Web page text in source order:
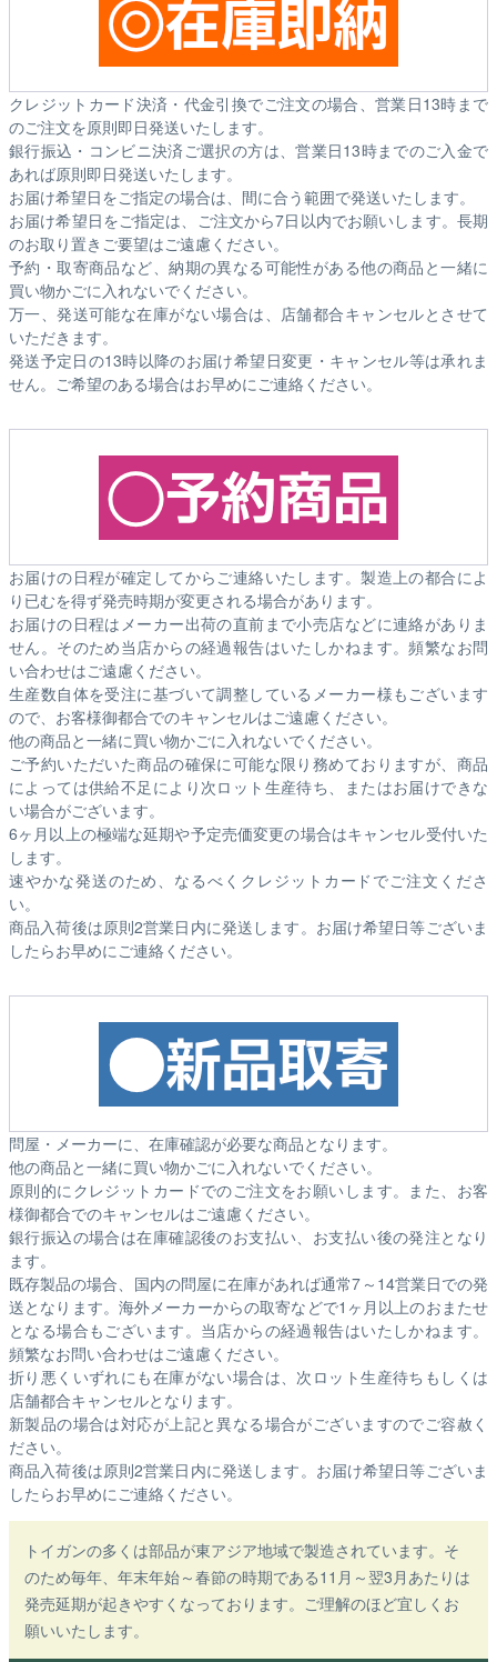
クレジットカード決済・代金引換でご注文の場合、営業日13時まで
のご注文を原則即日発送いたします。
銀行振込・コンビニ決済ご選択の方は、営業日13時までのご入金で
あれば原則即日発送いたします。
お届け希望日をご指定の場合は、間に合う範囲で発送いたします。
お届け希望日をご指定は、ご注文から7日以内でお願いします。長期
のお取り置きご要望はご遠慮ください。
予約・取寄商品など、納期の異なる可能性がある他の商品と一緒に
買い物かごに入れないでください。
万一、発送可能な在庫がない場合は、店舗都合キャンセルとさせて
いただきます。
発送予定日の13時以降のお届け希望日変更・キャンセル等は承れま
せん。ご希望のある場合はお早めにご連絡ください。
お届けの日程が確定してからご連絡いたします。製造上の都合によ
り已むを得ず発売時期が変更される場合があります。
お届けの日程はメーカー出荷の直前まで小売店などに連絡がありま
せん。そのため当店からの経過報告はいたしかねます。頻繁なお問
い合わせはご遠慮ください。
生産数自体を受注に基づいて調整しているメーカー様もございます
ので、お客様御都合でのキャンセルはご遠慮ください。
他の商品と一緒に買い物かごに入れないでください。
ご予約いただいた商品の確保に可能な限り務めておりますが、商品
によっては供給不足により次ロット生産待ち、またはお届けできな
い場合がございます。
6ヶ月以上の極端な延期や予定売価変更の場合はキャンセル受付いた
します。
速やかな発送のため、なるべくクレジットカードでご注文くださ
い。
商品入荷後は原則2営業日内に発送します。お届け希望日等ございま
したらお早めにご連絡ください。
問屋・メーカーに、在庫確認が必要な商品となります。
他の商品と一緒に買い物かごに入れないでください。
原則的にクレジットカードでのご注文をお願いします。また、お客
様御都合でのキャンセルはご遠慮ください。
銀行振込の場合は在庫確認後のお支払い、お支払い後の発注となり
ます。
既存製品の場合、国内の問屋に在庫があれば通常7～14営業日での発
送となります。海外メーカーからの取寄などで1ヶ月以上のおまたせ
となる場合もございます。 当店からの経過報告はいたしかねます。
頻繁なお問い合わせはご遠慮ください。
折り悪くいずれにも在庫がない場合は、次ロット生産待ちもしくは
店舗都合キャンセルとなります。
新製品の場合は対応が上記と異なる場合がございますのでご容赦く
ださい。
商品入荷後は原則2営業日内に発送します。お届け希望日等ございま
したらお早めにご連絡ください。
トイガンの多くは部品が東アジア地域で製造されています。そ
のため毎年、年末年始～春節の時期である11月～翌3月あたりは
発売延期が起きやすくなっております。ご理解のほど宜しくお
願いいたします。